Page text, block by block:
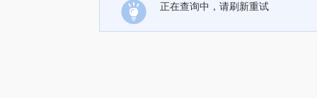
正在查询中，请刷新重试